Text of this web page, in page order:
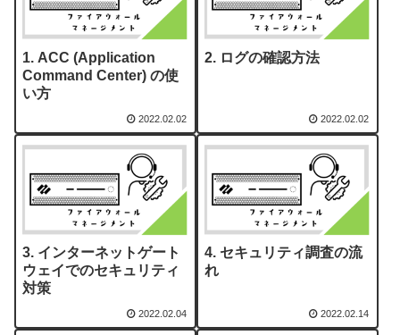
ACC (Application
Command Center) の使
い方
2022.02.02
ログの確認方法
2022.02.02
インターネットゲート
ウェイでのセキュリティ
対策
2022.02.04
セキュリティ調査の流
れ
2022.02.14